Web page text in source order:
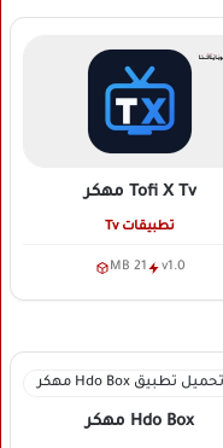
Tofi X Tv مهكر
تطبيقات Tv
v1.0
21 MB
Hdo Box مهكر